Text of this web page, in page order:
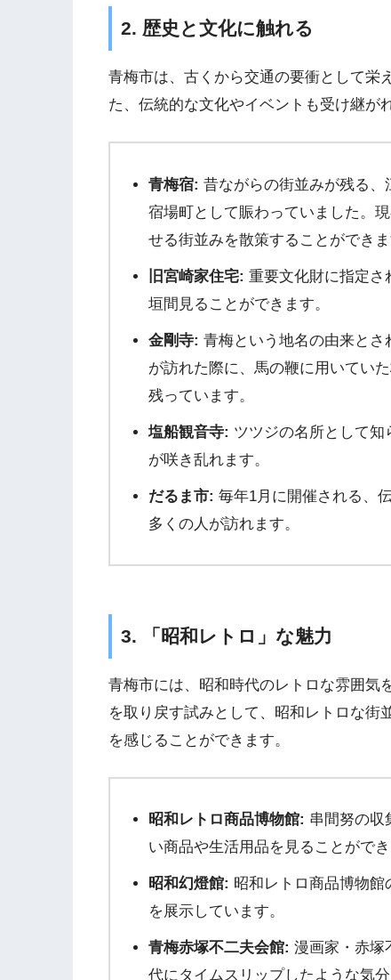
2. 歴史と文化に触れる
青梅市は、古くから交通の要衝として栄
た、伝統的な文化やイベントも受け継が
青梅宿: 昔ながらの街並みが残る
宿場町として賑わっていました。
せる街並みを散策することができま
旧宮崎家住宅: 重要文化財に指定さ
垣間見ることができます。
金剛寺: 青梅という地名の由来と
が訪れた際に、馬の鞭に用いてい
残っています。
塩船観音寺: ツツジの名所として知
が咲き乱れます。
だるま市: 毎年1月に開催される、
多くの人が訪れます。
3. 「昭和レトロ」な魅力
青梅市には、昭和時代のレトロな雰囲気
を取り戻す試みとして、昭和レトロな街
を感じることができます。
昭和レトロ商品博物館: 串間努の収
い商品や生活用品を見ることができ
昭和幻燈館: 昭和レトロ商品博物
を展示しています。
青梅赤塚不二夫会館: 漫画家・赤塚
代にタイムスリップしたような気分